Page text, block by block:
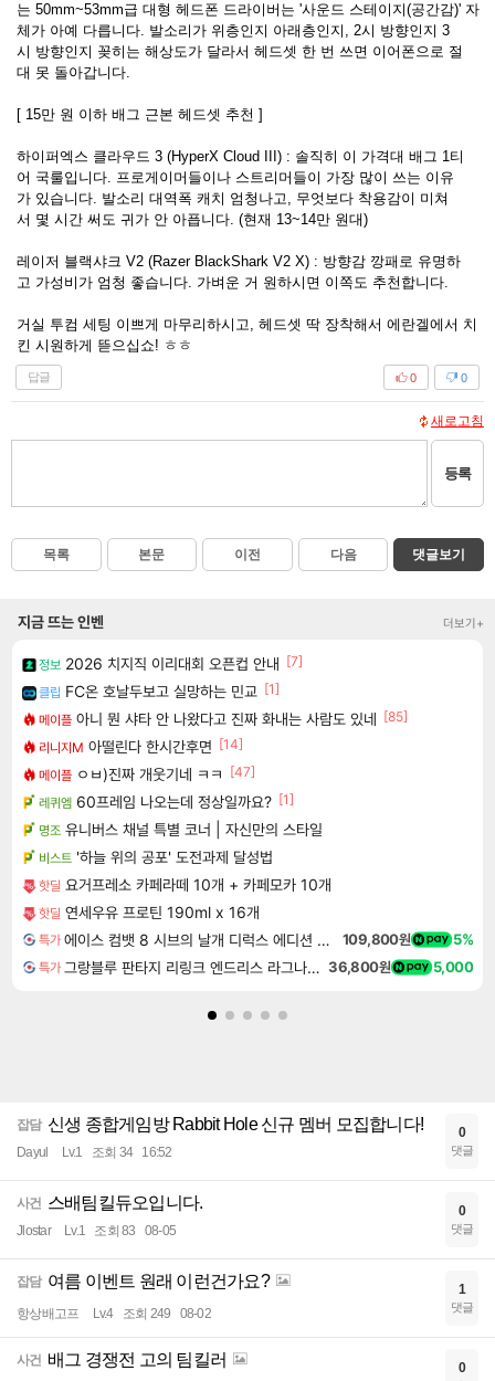
는 50mm~53mm급 대형 헤드폰 드라이버는 '사운드 스테이지(공간감)' 자
체가 아예 다릅니다. 발소리가 위층인지 아래층인지, 2시 방향인지 3
시 방향인지 꽂히는 해상도가 달라서 헤드셋 한 번 쓰면 이어폰으로 절
대 못 돌아갑니다.
[ 15만 원 이하 배그 근본 헤드셋 추천 ]
하이퍼엑스 클라우드 3 (HyperX Cloud III) : 솔직히 이 가격대 배그 1티
어 국룰입니다. 프로게이머들이나 스트리머들이 가장 많이 쓰는 이유
가 있습니다. 발소리 대역폭 캐치 엄청나고, 무엇보다 착용감이 미쳐
서 몇 시간 써도 귀가 안 아픕니다. (현재 13~14만 원대)
레이저 블랙샤크 V2 (Razer BlackShark V2 X) : 방향감 깡패로 유명하
고 가성비가 엄청 좋습니다. 가벼운 거 원하시면 이쪽도 추천합니다.
거실 투컴 세팅 이쁘게 마무리하시고, 헤드셋 딱 장착해서 에란겔에서 치
킨 시원하게 뜯으십쇼! ㅎㅎ
답글 0
0
새로고침
등록
목록 본문 이전 다음 댓글보기
지금 뜨는 인벤 더보기+
정보 2026 치지직 이리대회 오픈컵 안내 [7]
클립 FC온 호날두보고 실망하는 민교 [1]
메이플 아니 뭔 샤타 안 나왔다고 진짜 화내는 사람도 있네 [85]
리니지M 아떨린다 한시간후면 [14]
메이플 ㅇㅂ)진짜 개웃기네 ㅋㅋ
[47]
레퀴엠 60프레임 나오는데 정상일까요? [1]
명조 유니버스 채널 특별 코너 | 자신만의 스타일
비스트 '하늘 위의 공포' 도전과제 달성법
핫딜 요거프레소 카페라떼 10개 + 카페모카 10개
핫딜 연세우유 프로틴 190ml x 16개
특가 에이스 컴뱃 8 시브의 날개 디럭스 에디션 예약구매 ACE COMBAT 8 WINGS OF THEVE Deluxe Edition 109,800원 5%
특가 그랑블루 판타지 리링크 엔드리스 라그나로크 업그레이드 킷 Granblue Fantasy Relink Endless Ragnarok Upgrade Kit DLC 36,800원 5,000
잡담 신생 종합게임방 Rabbit Hole 신규 멤버 모집합니다!
Dayul Lv.1 조회 34 16:52
0
댓글
사건 스배팀킬듀오입니다.
Jlostar Lv.1 조회 83 08-05
0
댓글
잡담 여름 이벤트 원래 이런건가요?
항상배고프 Lv.4 조회 249 08-02
1
댓글
사건 배그 경쟁전 고의 팀킬러 0